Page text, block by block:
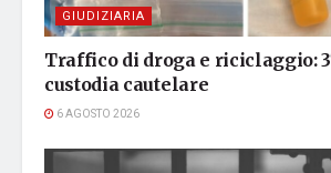
GIUDIZIARIA
Traffico di droga e riciclaggio:
custodia cautelare
6 AGOSTO 2026